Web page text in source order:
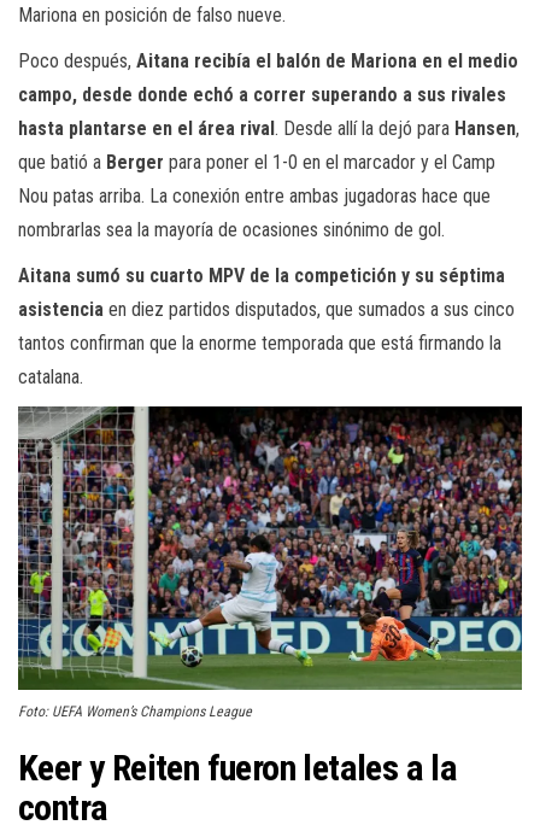
Mariona en posición de falso nueve.
Poco después, Aitana recibía el balón de Mariona en el medio
campo, desde donde echó a correr superando a sus rivales
hasta plantarse en el área rival. Desde allí la dejó para Hansen,
que batió a Berger para poner el 1-0 en el marcador y el Camp
Nou patas arriba. La conexión entre ambas jugadoras hace que
nombrarlas sea la mayoría de ocasiones sinónimo de gol.
Aitana sumó su cuarto MPV de la competición y su séptima
asistencia en diez partidos disputados, que sumados a sus cinco
tantos confirman que la enorme temporada que está firmando la
catalana.
Foto: UEFA Women’s Champions League
Keer y Reiten fueron letales a la
contra